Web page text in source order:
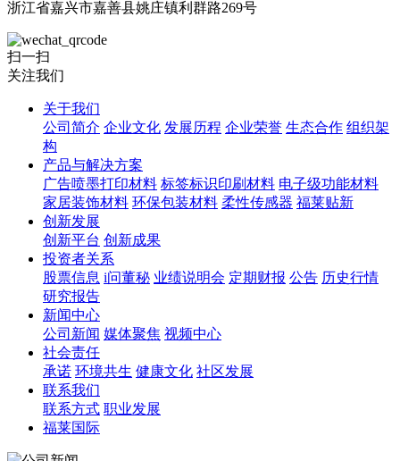
浙江省嘉兴市嘉善县姚庄镇利群路269号
扫一扫
关注我们
关于我们
公司简介 企业文化 发展历程 企业荣誉 生态合作 组织架
构
产品与解决方案
广告喷墨打印材料 标签标识印刷材料 电子级功能材料
家居装饰材料 环保包装材料 柔性传感器 福莱贴新
创新发展
创新平台 创新成果
投资者关系
股票信息 i问董秘 业绩说明会 定期财报 公告 历史行情
研究报告
新闻中心
公司新闻 媒体聚焦 视频中心
社会责任
承诺 环境共生 健康文化 社区发展
联系我们
联系方式 职业发展
福莱国际